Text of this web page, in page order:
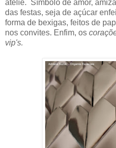
ateliê. Símbolo de amor,
das festas, seja de açúcar
forma de bexigas, feitos de
nos convites. Enfim, os
vip's.